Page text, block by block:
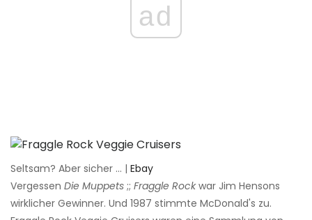
ad
Seltsam? Aber sicher ... | Ebay
Vergessen Die Muppets ;; Fraggle Rockwar Jim Hensons
wirklicher Gewinner. Und 1987 stimmte McDonald's zu.